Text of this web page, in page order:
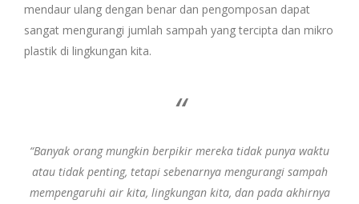
mendaur ulang dengan benar dan pengomposan dapat
sangat mengurangi jumlah sampah yang tercipta dan mikro
plastik di lingkungan kita.
“Banyak orang mungkin berpikir mereka tidak punya waktu
atau tidak penting, tetapi sebenarnya mengurangi sampah
mempengaruhi air kita, lingkungan kita, dan pada akhirnya